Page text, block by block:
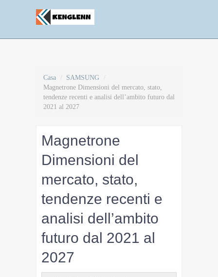
Casa / SAMSUNG /
Magnetrone Dimensioni del mercato, stato,
tendenze recenti e analisi dell’ambito futuro dal
2021 al 2027
Magnetrone
Dimensioni del
mercato, stato,
tendenze recenti e
analisi dell’ambito
futuro dal 2021 al
2027